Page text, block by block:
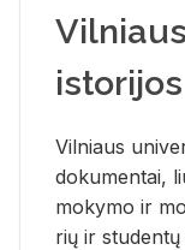
Vil­niaus
do­ku­men­tai,
mo­ky­mo ir
rių ir